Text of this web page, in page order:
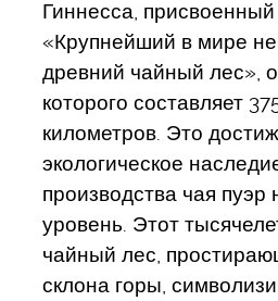
Гиннесса,
«Крупнейший в мире
древний чайный лес»,
которого составляет
километров. Это
экологическое
производства чая пуэр
уровень. Этот
чайный лес,
склона горы,